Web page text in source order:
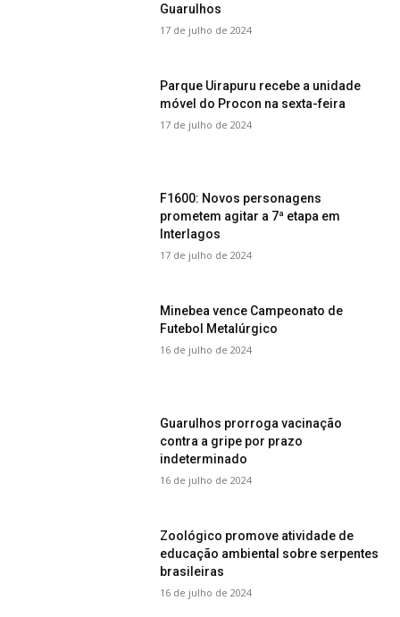
Guarulhos
17 de julho de 2024
Parque Uirapuru recebe a unidade
móvel do Procon na sexta-feira
17 de julho de 2024
F1600: Novos personagens
prometem agitar a 7ª etapa em
Interlagos
17 de julho de 2024
Minebea vence Campeonato de
Futebol Metalúrgico
16 de julho de 2024
Guarulhos prorroga vacinação
contra a gripe por prazo
indeterminado
16 de julho de 2024
Zoológico promove atividade de
educação ambiental sobre serpentes
brasileiras
16 de julho de 2024